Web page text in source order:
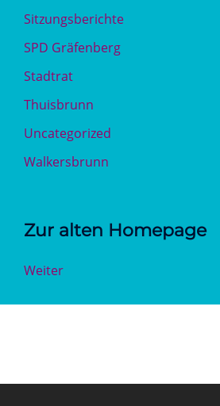
Sitzungsberichte
SPD Gräfenberg
Stadtrat
Thuisbrunn
Uncategorized
Walkersbrunn
Zur alten Homepage
Weiter